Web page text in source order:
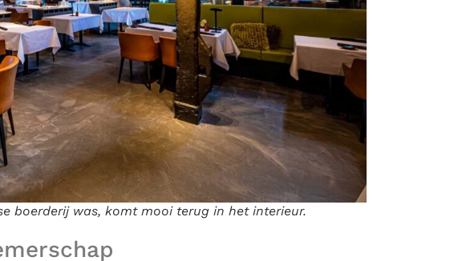
boerderij was, komt mooi terug in het interieur.